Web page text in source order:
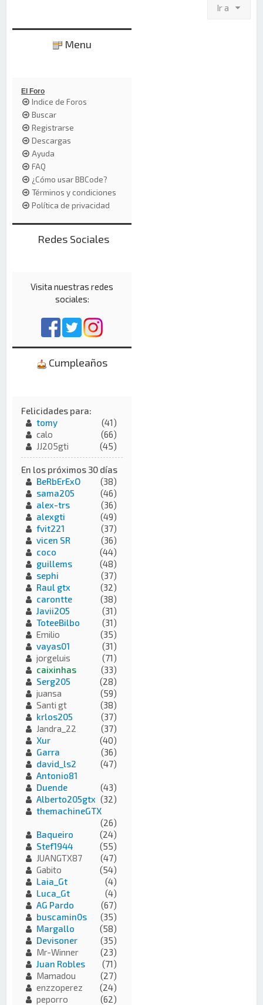
Ir a
Menu
El Foro
Indice de Foros
Buscar
Registrarse
Descargas
Ayuda
FAQ
¿Cómo usar BBCode?
Términos y condiciones
Política de privacidad
Redes Sociales
Visita nuestras redes
sociales:
Cumpleaños
Felicidades para:
tomy
(41)
calo
(66)
JJ205gti
(45)
En los próximos 30 días
BeRbErExO
(38)
sama205
(46)
alex-trs
(36)
alexgti
(49)
fvit221
(37)
vicen SR
(36)
coco
(44)
guillems
(48)
sephi
(37)
Raul gtx
(32)
carontte
(38)
Javii2O5
(31)
ToteeBilbo
(31)
Emilio
(35)
vayas01
(31)
jorgeluis
(71)
caixinhas
(33)
Serg205
(28)
juansa
(59)
Santi gt
(38)
krlos205
(37)
Jandra_22
(37)
Xur
(40)
Garra
(36)
david_ls2
(47)
Antonio81
Duende
(43)
Alberto205gtx (32)
themachineGTX
(26)
Baqueiro
(24)
Stef1944
(55)
JUANGTX87
(47)
Gabito
(54)
Laia_Gt
(4)
Luca_Gt
(4)
AG Pardo
(67)
buscamin0s
(35)
Margallo
(58)
Devisoner
(35)
Mr-Winner
(23)
Juan Robles
(71)
Mamadou
(27)
enzzoperez
(24)
peporro
(62)